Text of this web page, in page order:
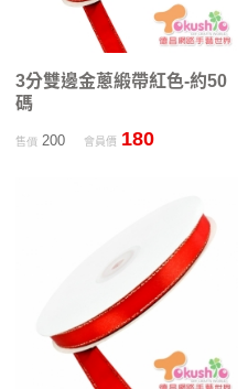
3分雙邊金蔥緞帶紅色-約50
碼
售價200 會員價 180